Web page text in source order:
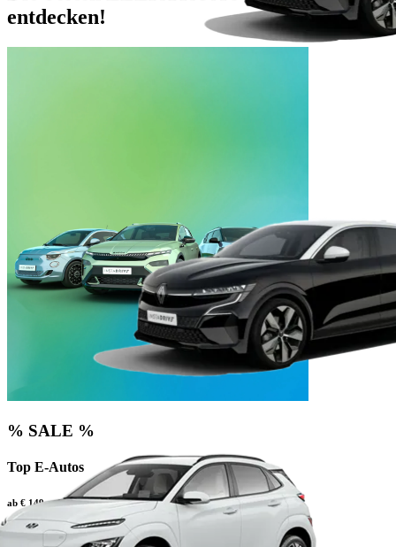
entdecken!
% SALE %
Top E-Autos
ab € 149 mtl.
Zu den Sonderangeboten